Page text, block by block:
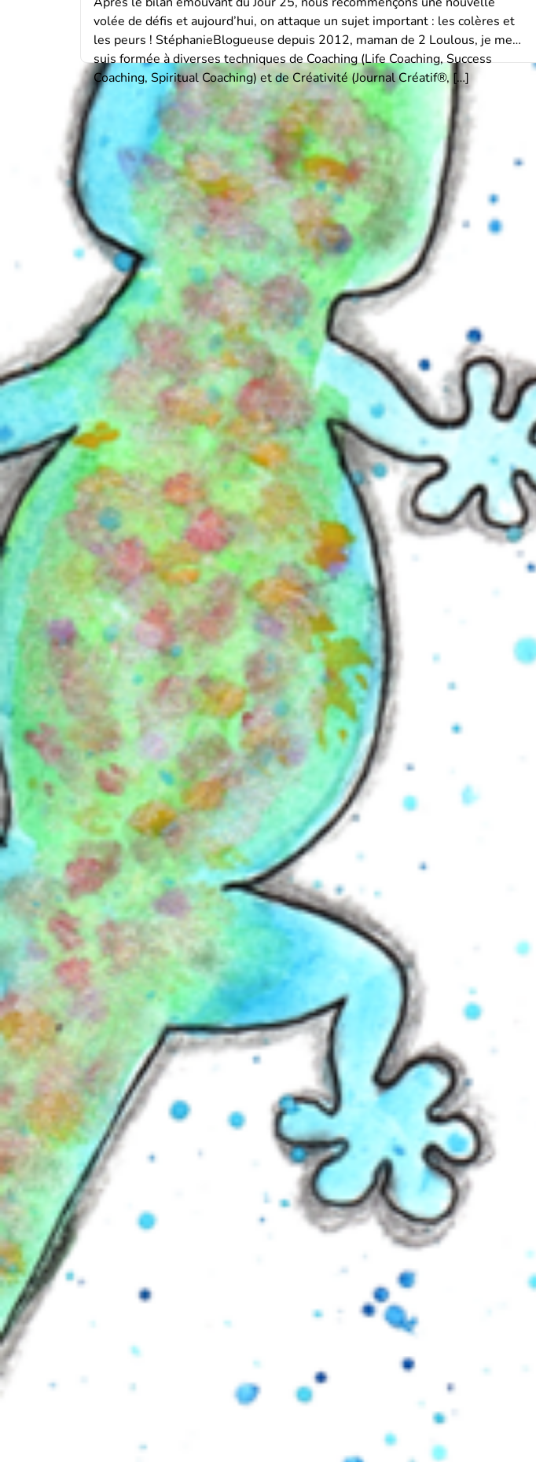
volée de défis et aujourd’hui, on attaque un sujet important : les colères et
les peurs ! StéphanieBlogueuse depuis 2012, maman de 2 Loulous, je me
suis formée à diverses techniques de Coaching (Life Coaching, Success
Coaching, Spiritual Coaching) et de Créativité (Journal Créatif®, […]